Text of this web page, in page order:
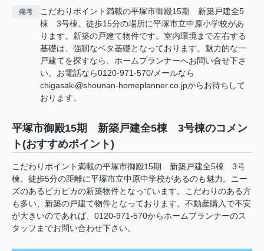
備考
こだわりポイント満載の平塚市御殿15期 新築戸建全5
棟 3号棟。徒歩15分の場所に平塚市立中原小学校があ
ります。新築の戸建て物件です。室内環境まで左右する
基礎は、強靭なベタ基礎となっております。魅力的な一
戸建てを探すなら、ホームプランナーへお問い合せ下さ
い。お電話なら0120-971-570/メールなら
chigasaki@shounan-homeplanner.co.jpからお待ちして
おります。
平塚市御殿15期 新築戸建全5棟 3号棟のコメン
ト(おすすめポイント)
こだわりポイント満載の平塚市御殿15期 新築戸建全5棟 3号
棟。徒歩5分の距離に平塚市立中原中学校があるのも魅力。ニー
ズのあるピカピカの新築物件となっています。こだわりのある方
も多い、新築の戸建て物件となっております。不動産購入で不安
が大きいのであれば、0120-971-570からホームプランナーのス
タッフまでお問い合わせ下さい。